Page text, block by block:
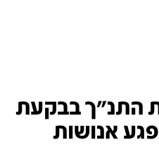
התנ"ך בבקעת
אנושות